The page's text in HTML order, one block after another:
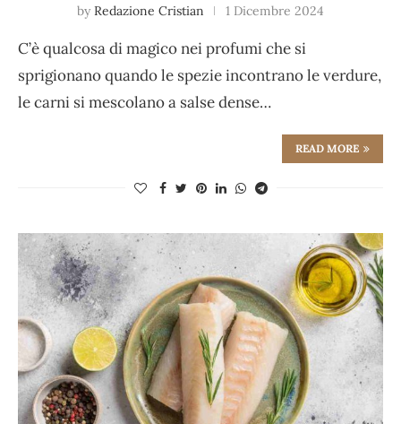
by Redazione Cristian 1 Dicembre 2024
C’è qualcosa di magico nei profumi che si
sprigionano quando le spezie incontrano le verdure,
le carni si mescolano a salse dense…
READ MORE